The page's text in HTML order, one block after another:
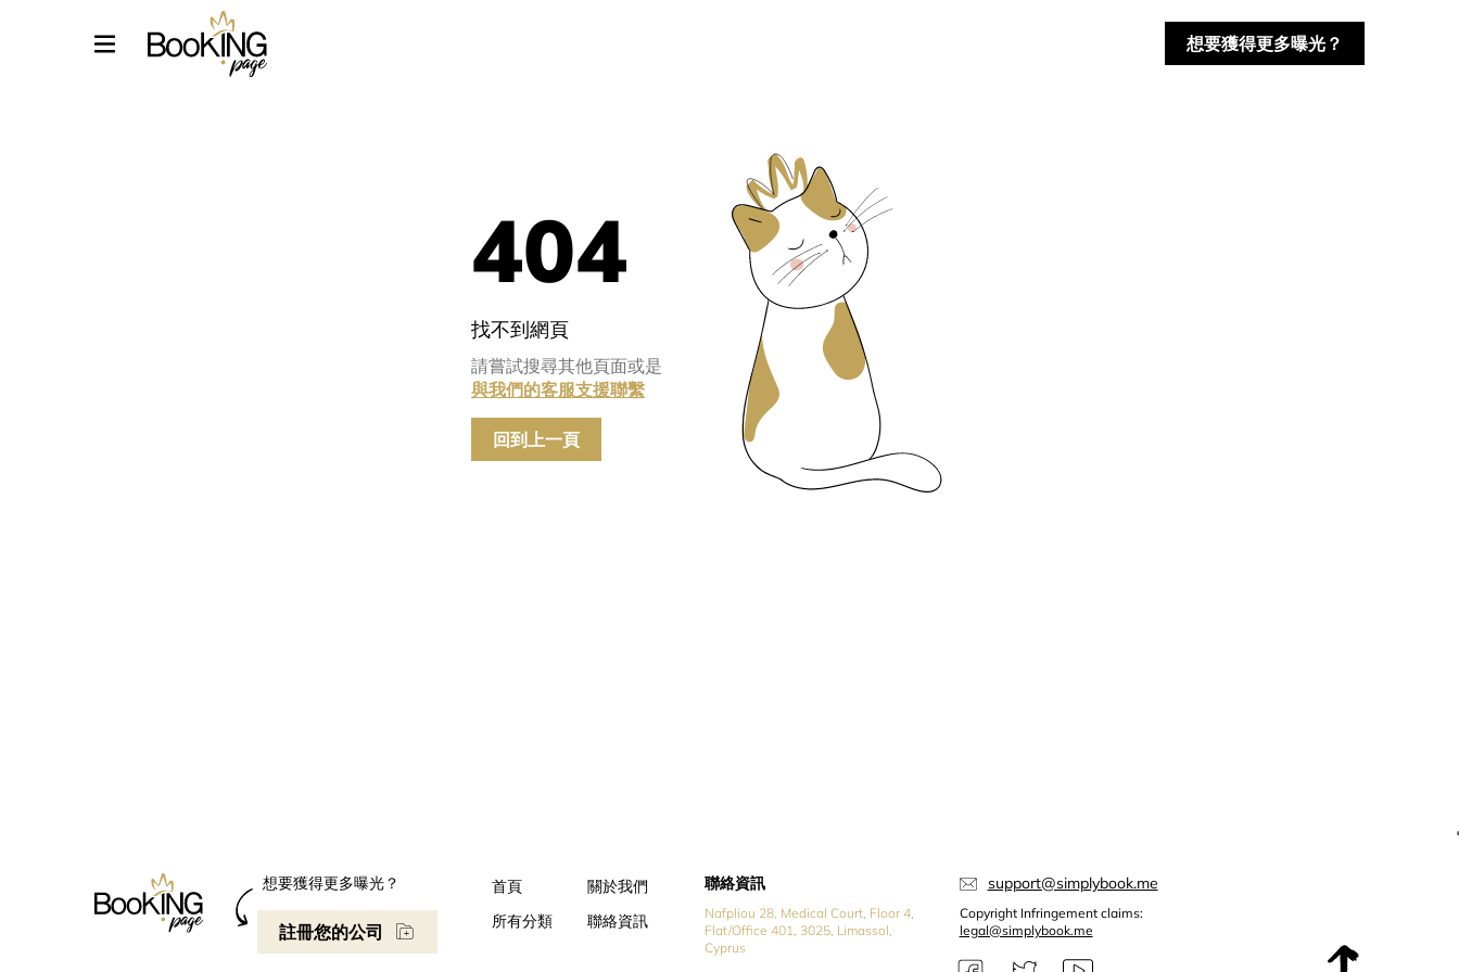
想要獲得更多曝光？
404
找不到網頁
請嘗試搜尋其他頁面或是
與我們的客服支援聯繫
回到上一頁
想要獲得更多曝光？
註冊您的公司
首頁
關於我們
所有分類
聯絡資訊
聯絡資訊
Nafpliou 28, Medical Court, Floor 4,
Flat/Office 401, 3025, Limassol,
Cyprus
support@simplybook.me
Copyright Infringement claims:
legal@simplybook.me